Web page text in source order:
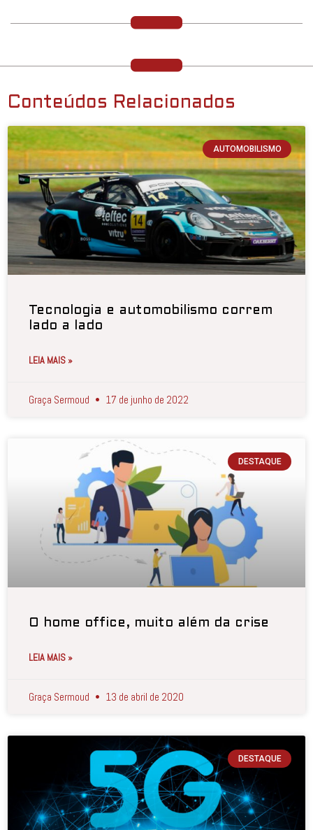
Conteúdos Relacionados
AUTOMOBILISMO
Tecnologia e automobilismo correm
lado a lado
LEIA MAIS »
Graça Sermoud 17 de junho de 2022
DESTAQUE
O home office, muito além da crise
LEIA MAIS »
Graça Sermoud 13 de abril de 2020
DESTAQUE